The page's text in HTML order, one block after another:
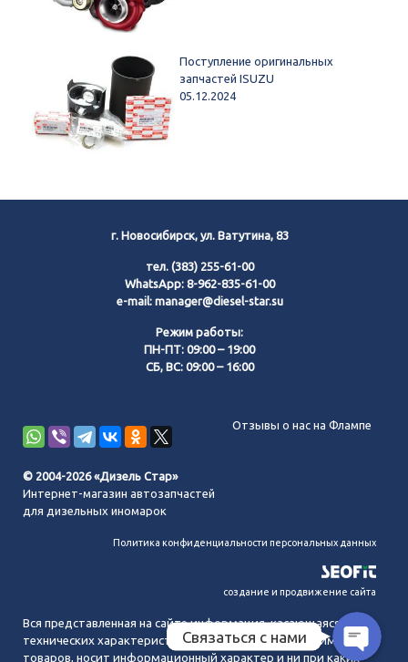
Поступление оригинальных
запчастей ISUZU
05.12.2024
г. Новосибирск, ул. Ватутина, 83
тел. (383) 255-61-00
WhatsApp: 8-962-835-61-00
e-mail: manager@diesel-star.su
Режим работы:
ПН-ПТ: 09:00 – 19:00
СБ, ВС: 09:00 – 16:00
Отзывы о нас на Флампе
© 2004-2026 «Дизель Стар»
Интернет-магазин автозапчастей
для дизельных иномарок
Политика конфиденциальности персональных данных
создание и продвижение сайта
Вся представленная на сайте информация, касающаяся
технических характеристик, наличия на складе, стоимости
товаров, носит информационный характер и ни при каких
Связаться с нами